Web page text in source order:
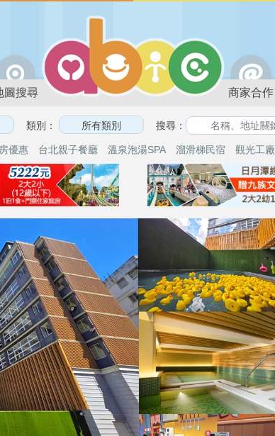
圖搜尋 商家合作
類別： 搜尋：
優惠 台北親子餐廳 溫泉泡湯SPA 溜滑梯民宿 觀光工廠